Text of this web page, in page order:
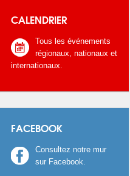
CALENDRIER
Tous les événements
régionaux, nationaux et
internationaux.
FACEBOOK
Consultez notre mur
sur Facebook.